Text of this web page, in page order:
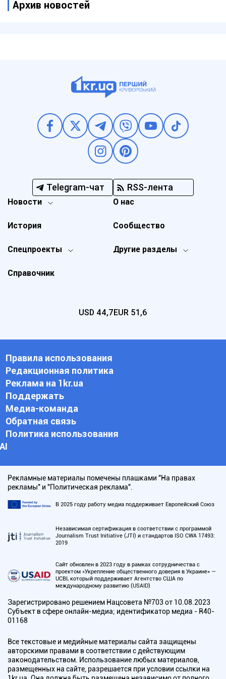
Архив новостей
Telegram-чат RSS-лента
Новости
Спецпроекты Другие разделы
История
О нас
Справочник
Сообщество
USD 44,7EUR 51,6
Правила использования
Редакционная политика
Реклама на 1kr.ua
Поддержать
Медиа-команда
Обратная связь
Политика использования
АI
Рекламные материалы помечены плашками "На правах
рекламы" и "Политическая реклама".
В 2025 году работу медиа поддерживает Европейский Союз
Независимая сертификация в соответствии с программой
Journalism Trust Initiative (JTI) и стандартов ISO CWA 17493:
2019
Сайт обновлен в 2023 году в рамках сотрудничества с
проектом «Укрепление общественного доверия в Украине» —
UCBI, который поддерживает Агентство США по
международному развитию (USAID)
Зарегистрировано решением Нацсовета №703 от 10.08.2023
Субъект в сфере онлайн-медиа; идентификатор медиа - R40-
01168
Все текстовые и медийные материалы сайта защищены
авторскими правами в соответствии с действующим
законодательством. Использование любых материалов,
размещенных на сайте, разрешается при условии ссылки на